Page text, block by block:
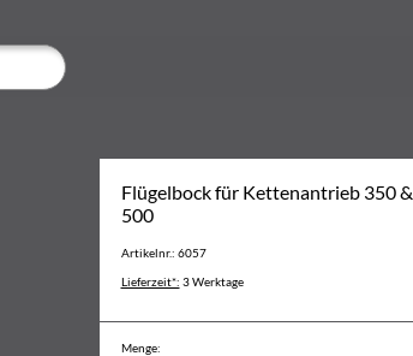
Flügelbock für Kettenantrieb 350 &
500
Artikelnr.: 6057
Lieferzeit*: 3 Werktage
Menge: